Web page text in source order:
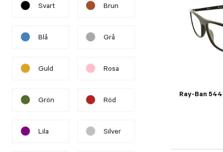
Svart
Refine by Färg: Svart
Brun
Refine by Färg: Brun
Blå
Refine by Färg: Blå
Grå
Refine by Färg: Grå
Guld
Refine by Färg: Guld
Rosa
Refine by Färg: Rosa
Grön
Refine by Färg: Grön
Röd
Refine by Färg: Röd
Lila
Refine by Färg: Lila
Silver
Refine by Färg: Silver
Ray-Ban